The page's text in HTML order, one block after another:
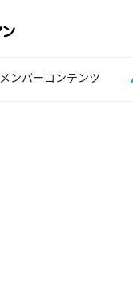
メンバーコンテンツ